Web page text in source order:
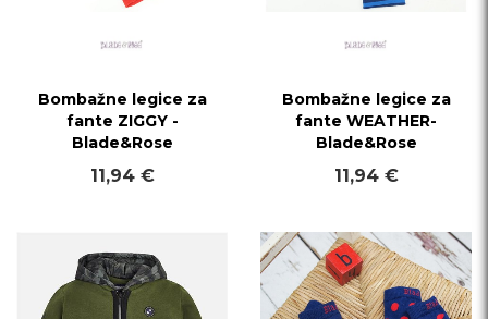
Bombažne legice za
fante ZIGGY -
Blade&Rose
11,94 €
Bombažne legice za
fante WEATHER-
Blade&Rose
11,94 €